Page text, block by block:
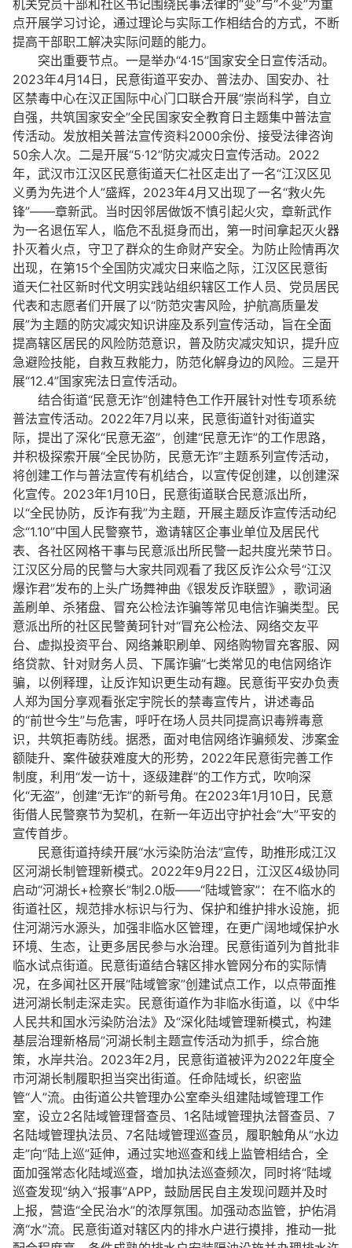
机关党员干部和社区书记围绕民事法律的“变”与“不变”为重
点开展学习讨论，通过理论与实际工作相结合的方式，不断
提高干部职工解决实际问题的能力。
突出重要节点。一是举办“4·15”国家安全日宣传活动。
2023年4月14日，民意街道平安办、普法办、国安办、社
区禁毒中心在汉正国际中心门口联合开展“崇尚科学，自立
自强，共筑国家安全”全民国家安全教育日主题集中普法宣
传活动。发放相关普法宣传资料2000余份、接受法律咨询
50余人次。二是开展“5·12”防灾减灾日宣传活动。2022
年，武汉市江汉区民意街道天仁社区走出了一名“江汉区见
义勇为先进个人”盛辉，2023年4月又出现了一名“救火先
锋”——章新武。当时因邻居做饭不慎引起火灾，章新武作
为一名退伍军人，临危不乱挺身而出，第一时间拿起灭火器
扑灭着火点，守卫了群众的生命财产安全。为防止险情再次
出现，在第15个全国防灾减灾日来临之际，江汉区民意街
道天仁社区新时代文明实践站组织辖区工作人员、党员居民
代表和志愿者们开展了以“防范灾害风险，护航高质量发
展”为主题的防灾减灾知识讲座及系列宣传活动，旨在全面
提高辖区居民的风险防范意识，普及防灾减灾知识，提升应
急避险技能，自救互救能力，防范化解身边的风险。三是开
展“12.4”国家宪法日宣传活动。
结合街道“民意无诈”创建特色工作开展针对性专项系统
普法宣传活动。2022年7月以来，民意街道针对街道实
际，提出了深化“民意无盗”，创建“民意无诈”的工作思路，
并积极探索开展“全民协防，民意无诈”主题系列宣传活动，
将创建工作与普法宣传有机结合，以宣传促创建，以创建深
化宣传。2023年1月10日，民意街道联合民意派出所，
以“全民协防，反诈有我”为主题，开展主题反诈宣传活动纪
念“1.10”中国人民警察节，邀请辖区企事业单位及居民代
表、各社区网格干事与民意派出所民警一起共度光荣节日。
江汉区分局的民警与大家共同观看了我区反诈公众号“江汉
爆诈君”发布的上头广场舞神曲《银发反诈联盟》，歌词涵
盖刷单、杀猪盘、冒充公检法诈骗等常见电信诈骗类型。民
意派出所的社区民警黄珂针对“冒充公检法、网络交友平
台、虚拟投资平台、网络兼职刷单、网络购物冒充客服、网
络贷款、针对财务人员、下属诈骗”七类常见的电信网络诈
骗，以例释理，让反诈知识更生动有趣。民意街平安办负责
人郑为国分享观看张定宇院长的禁毒宣传片，讲述毒品
的“前世今生”与危害，呼吁在场人员共同提高识毒辨毒意
识，共筑拒毒防线。据悉，面对电信网络诈骗频发、涉案金
额陡升、案件破获难度大的形势，2022年民意街完善工作
制度，利用“发一访十，逐级建群”的工作方式，吹响深
化“无盗”，创建“无诈”的新号角。在2023年1月10日，民意
街借人民警察节为契机，在新一年迈出守护社会“大”平安的
宣传首步。
民意街道持续开展“水污染防治法”宣传，助推形成江汉
区河湖长制管理新模式。2022年9月22日，江汉区4级协同
启动“河湖长+检察长”制2.0版——“陆域管家”：在不临水的
街道社区，规范排水标识与行为、保护和维护排水设施，扼
住河湖污水源头，加强非临水区管理，在更广阔地域保护水
环境、生态，让更多居民参与水治理。民意街道列为首批非
临水试点街道。民意街道结合辖区排水管网分布的实际情
况，在多闻社区开展“陆域管家”创建试点工作，以点带面推
进河湖长制走深走实。民意街道作为非临水街道，以《中华
人民共和国水污染防治法》及“深化陆域管理新模式，构建
基层治理新格局”河湖长制主题宣传活动为抓手，综合施
策，水岸共治。2023年2月，民意街道被评为2022年度全
市河湖长制履职担当突出街道。任命陆域长，织密监
管“人”流。由街道公共管理办公室牵头组建陆域管理工作
室，设立2名陆域管理督查员、1名陆域管理执法督查员、7
名陆域管理执法员、7名陆域管理巡查员，履职触角从“水边
走”向“陆上巡”延伸，通过实地巡查和线上监管相结合，全
面加强常态化陆域巡查，增加执法巡查频次，同时将“陆域
巡查发现”纳入“报事”APP，鼓励居民自主发现问题并及时
上报，营造“全民治水”的浓厚氛围。加强动态监管，护佑涓
滴“水”流。民意街道对辖区内的排水户进行摸排，推动一批